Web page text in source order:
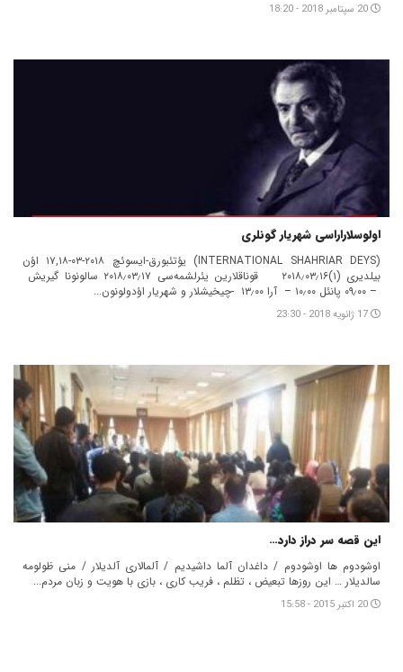
20 سپتامبر 2018 - 18:20
اولوسلاراراسی شهریار گونلری
(‎(INTERNATIONAL SHAHRIAR DEYS یؤتئبورق-ایسوئچ ۲۰۱۸-۰۳-۱۷,۱۸ اؤن
۰۹٫۰۰ – ‎ پانئل ۱۰٫۰۰ – ‎ آرا ۱۳٫۰۰ ‎- ‎چیخیشلار و شهریار اؤدولونون...
17 ژانویه 2018 - 23:30
این قصه سر دراز دارد…
اوشودوم ها اوشودوم / داغدان آلما داشیدیم / آلمالاری آلدیلار / منی ظولومه
سالدیلار … این روزها تبعیض ، تظلم ، فریب کاری ، بازی با هویت و زبان مردم...
20 اکتبر 2015 - 15:58